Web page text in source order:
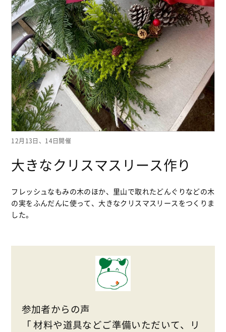
12月13日、14日開催
大きなクリスマスリース作り
フレッシュなもみの木のほか、里山で取れたどんぐりなどの木
の実をふんだんに使って、大きなクリスマスリースをつくりま
した。
参加者からの声
「 材料や道具などご準備いただいて、リ